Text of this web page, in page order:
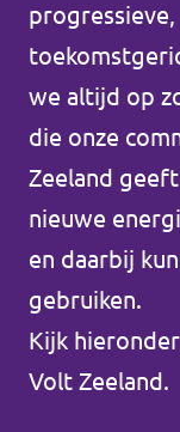
Steun Volt
we altijd op
die onze
Zeeland
nieuwe
en daarbij
gebruiken.
Kijk
Volt Zeeland.